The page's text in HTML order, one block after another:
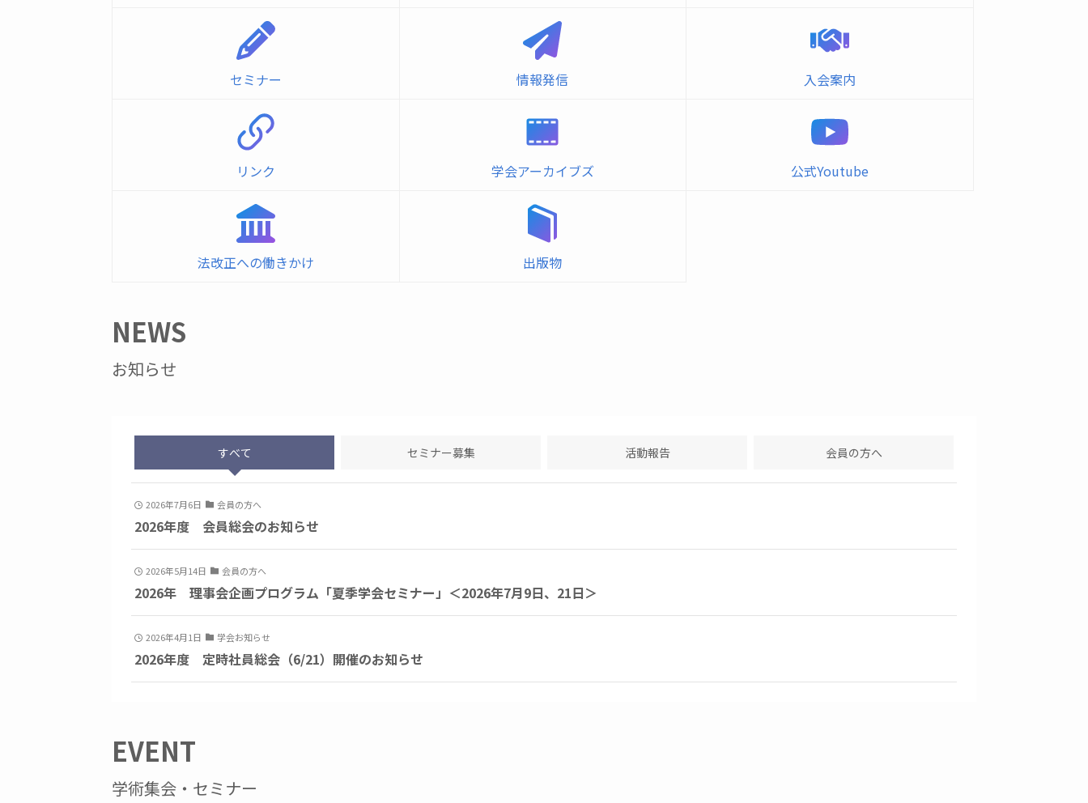
セミナー 情報発信 入会案内
リンク 学会アーカイブズ 公式Youtube
法改正への働きかけ 出版物
NEWS
お知らせ
すべて セミナー募集 活動報告 会員の方へ
2026年7月6日 会員の方へ
2026年度 会員総会のお知らせ
2026年5月14日 会員の方へ
2026年 理事会企画プログラム「夏季学会セミナー」＜2026年7月9日、21日＞
2026年4月1日 学会お知らせ
2026年度 定時社員総会（6/21）開催のお知らせ
EVENT
学術集会・セミナー